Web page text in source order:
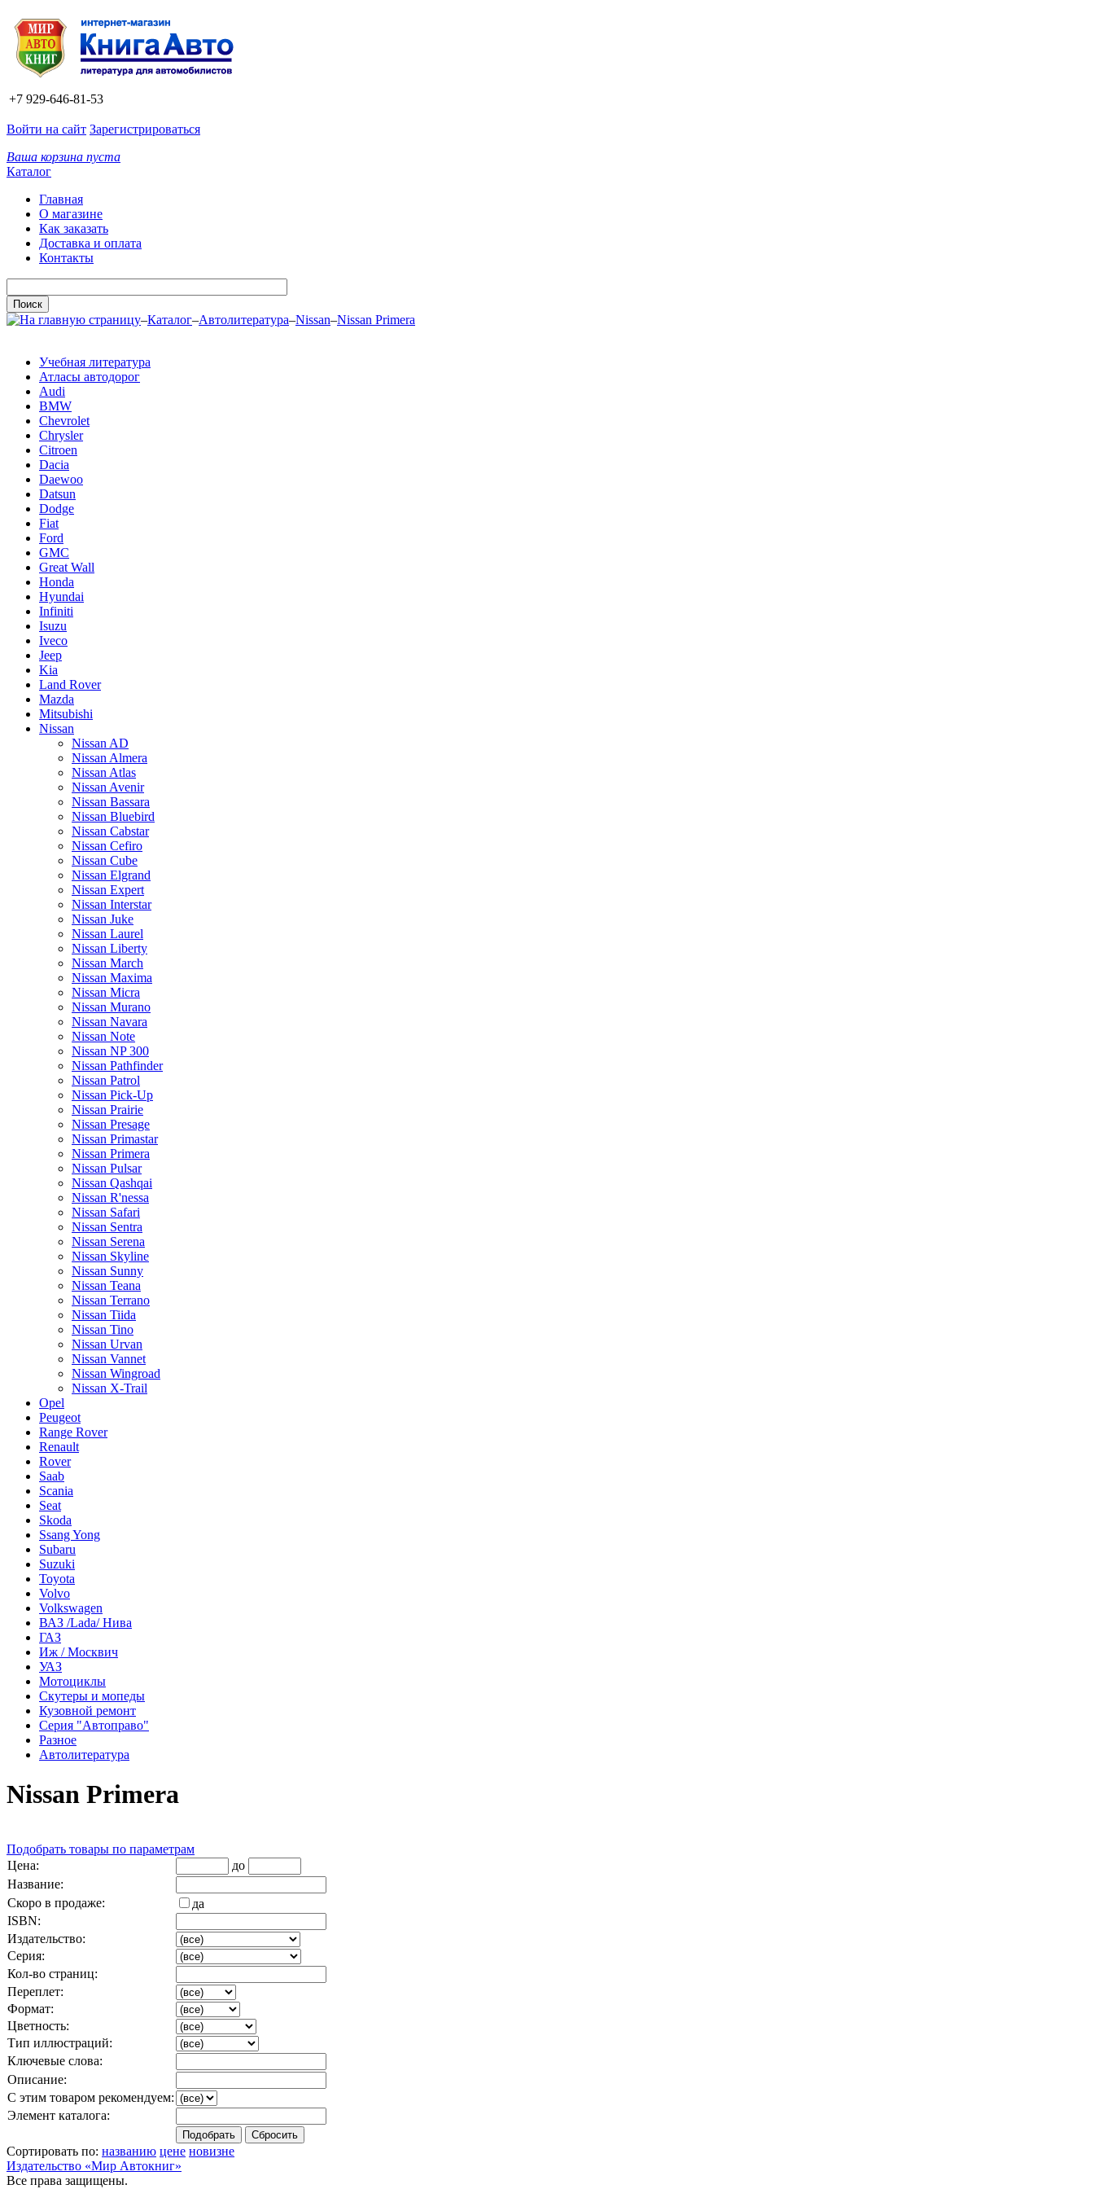
+7 929-646-81-53
Войти на сайт Зарегистрироваться
Ваша корзина пуста
Каталог
Главная
О магазине
Как заказать
Доставка и оплата
Контакты
–Каталог–Автолитература–Nissan–Nissan Primera
Учебная литература
Атласы автодорог
Audi
BMW
Chevrolet
Chrysler
Citroen
Dacia
Daewoo
Datsun
Dodge
Fiat
Ford
GMC
Great Wall
Honda
Hyundai
Infiniti
Isuzu
Iveco
Jeep
Kia
Land Rover
Mazda
Mitsubishi
Nissan
Nissan AD
Nissan Almera
Nissan Atlas
Nissan Avenir
Nissan Bassara
Nissan Bluebird
Nissan Cabstar
Nissan Cefiro
Nissan Cube
Nissan Elgrand
Nissan Expert
Nissan Interstar
Nissan Juke
Nissan Laurel
Nissan Liberty
Nissan March
Nissan Maxima
Nissan Micra
Nissan Murano
Nissan Navara
Nissan Note
Nissan NP 300
Nissan Pathfinder
Nissan Patrol
Nissan Pick-Up
Nissan Prairie
Nissan Presage
Nissan Primastar
Nissan Primera
Nissan Pulsar
Nissan Qashqai
Nissan R'nessa
Nissan Safari
Nissan Sentra
Nissan Serena
Nissan Skyline
Nissan Sunny
Nissan Teana
Nissan Terrano
Nissan Tiida
Nissan Tino
Nissan Urvan
Nissan Vannet
Nissan Wingroad
Nissan X-Trail
Opel
Peugeot
Range Rover
Renault
Rover
Saab
Scania
Seat
Skoda
Ssang Yong
Subaru
Suzuki
Toyota
Volvo
Volkswagen
ВАЗ /Lada/ Нива
ГАЗ
Иж / Москвич
УАЗ
Мотоциклы
Скутеры и мопеды
Кузовной ремонт
Серия "Автоправо"
Разное
Автолитература
Nissan Primera
Подобрать товары по параметрам
Цена:
до
Название:
Скоро в продаже:
да
ISBN:
Издательство:
Серия:
Кол-во страниц:
Переплет:
Формат:
Цветность:
Тип иллюстраций:
Ключевые слова:
Описание:
С этим товаром рекомендуем:
Элемент каталога:
Сортировать по: названию цене новизне
Издательство «Мир Автокниг»
Все права защищены.